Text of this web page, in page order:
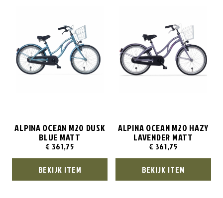
ALPINA OCEAN M20 DUSK
BLUE MATT
€ 361,75
BEKIJK ITEM
ALPINA OCEAN M20 HAZY
LAVENDER MATT
€ 361,75
BEKIJK ITEM